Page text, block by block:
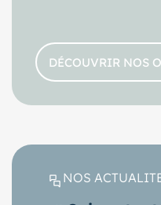
DÉCOUVRIR NOS
NOS